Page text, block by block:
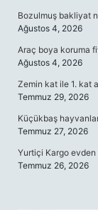
Bozulmuş bakliyat
Ağustos 4, 2026
Araç boya koruma
Ağustos 4, 2026
Zemin kat ile 1. kat
Temmuz 29, 2026
Küçükbaş
Temmuz 27, 2026
Yurtiçi Kargo evden
Temmuz 26, 2026